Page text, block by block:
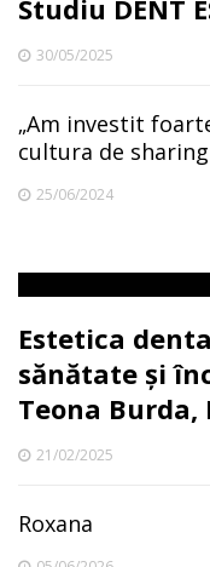
Studiu DENT
30/05/2025
„Am investit
cultura de
25/06/2024
Estetica
sănătate și
Teona Burda,
21/02/2025
Roxana